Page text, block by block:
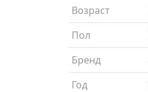
Возраст
Пол
Бренд
Год